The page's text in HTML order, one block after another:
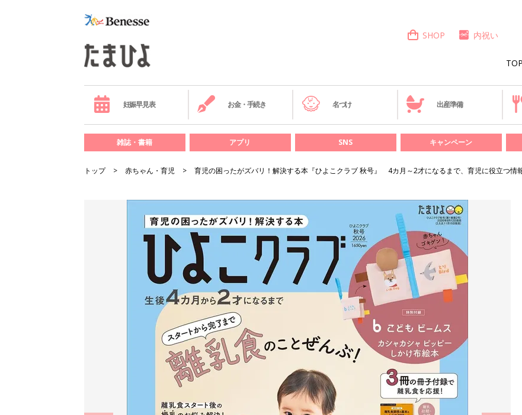
TOP
SHOP 内祝い
妊娠早見表 お金・手続き 名づけ 出産準備
雑誌・書籍 アプリ SNS キャンペーン
トップ 赤ちゃん・育児 育児の困ったがズバリ！解決する本『ひよこクラブ 秋号』 4カ月～2才になるまで、育児に役立つ情